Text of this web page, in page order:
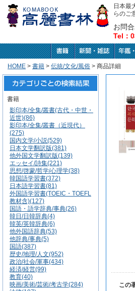
日本最
らのご
お問
Tel：
HOME > 書籍 > 伝統/文化/風俗 > 商品詳細
書籍
影印本/全集/叢書(古代・中世・
近世)(86)
影印本/全集/叢書（近現代）
(275)
国内文学/小説(529)
日本文学翻訳版(381)
他外国文学翻訳版(139)
エッセイ/詩集(221)
思想/啓蒙/哲学/心理学(38)
韓国語学習書(372)
日本語学習書(81)
外国語学習書(TOEIC・TOEFL
教材含)(127)
国語・語学辞典/事典(26)
韓日/日韓辞典(4)
韓英/英韓辞典(6)
他外国語辞典(53)
他辞典/事典(5)
国語(387)
歴史/地理/人文(952)
政治/社会/軍事(434)
経済/経営(99)
教育(40)
映画/美術/芸術/考古学(284)
この